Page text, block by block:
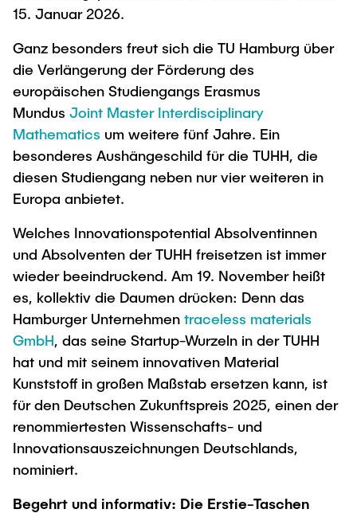
15. Januar 2026.
Ganz besonders freut sich die TU Hamburg über
die Verlängerung der Förderung des
europäischen Studiengangs Erasmus
Mundus Joint Master Interdisciplinary
Mathematics um weitere fünf Jahre. Ein
besonderes Aushängeschild für die TUHH, die
diesen Studiengang neben nur vier weiteren in
Europa anbietet.
Welches Innovationspotential Absolventinnen
und Absolventen der TUHH freisetzen ist immer
wieder beeindruckend. Am 19. November heißt
es, kollektiv die Daumen drücken: Denn das
Hamburger Unternehmen traceless materials
GmbH, das seine Startup-Wurzeln in der TUHH
hat und mit seinem innovativen Material
Kunststoff in großen Maßstab ersetzen kann, ist
für den Deutschen Zukunftspreis 2025, einen der
renommiertesten Wissenschafts- und
Innovationsauszeichnungen Deutschlands,
nominiert.
Begehrt und informativ: Die Erstie-Taschen